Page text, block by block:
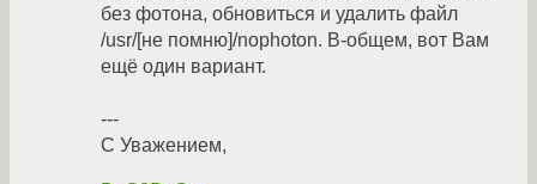
без фотона, обновиться и удалить файл
/usr/[не помню]/nophoton. В-общем, вот Вам
ещё один вариант.
---
С Уважением,